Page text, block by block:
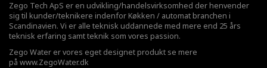
Zego Tech ApS er en udvikling/handelsvirksomhed der henvender
sig til kunder/teknikere indenfor Køkken / automat branchen i
Scandinavien. Vi er alle teknisk uddannede med mere end 25 års
teknisk erfaring samt teknik som vores passion.
Zego Water er vores eget designet produkt se mere
på www.ZegoWater.dk